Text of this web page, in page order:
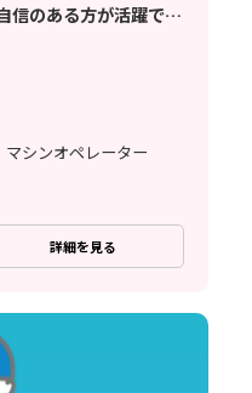
信のある方が活躍でき
シンオペレーター
詳細を見る